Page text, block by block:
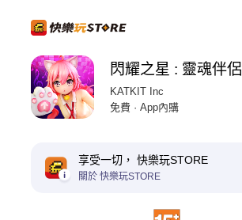
閃耀之星 : 靈魂伴侶
KATKIT Inc
免費 · App內購
享受一切， 快樂玩STORE
關於 快樂玩STORE